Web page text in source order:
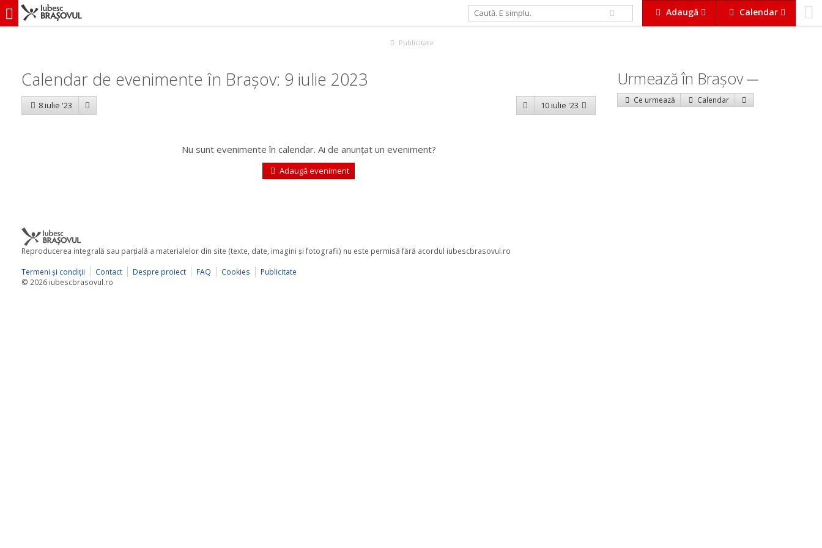
Adaugă Calendar
iubescbraşovul.ro
Publicitate
Calendar de evenimente în Brașov: 9 iulie 2023
8 iulie '23 10 iulie '23
Nu sunt evenimente în calendar. Ai de anunțat un eveniment?
Adaugă eveniment
Urmează în Braşov
Ce urmează Calendar
Reproducerea integrală sau parţială a materialelor din site (texte, date, imagini şi fotografii) nu este permisă fără acordul iubescbrasovul.ro
Termeni şi condiţii
Contact Despre proiect FAQ Cookies
Publicitate
© 2026 iubescbrasovul.ro